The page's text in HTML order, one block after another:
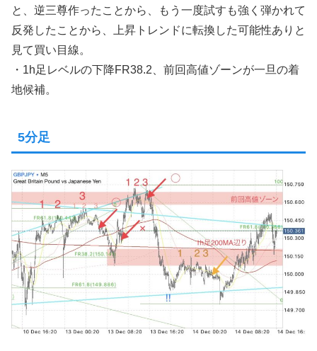
と、逆三尊作ったことから、もう一度試すも強く弾かれて
反発したことから、上昇トレンドに転換した可能性ありと
見て買い目線。
・1h足レベルの下降FR38.2、前回高値ゾーンが一旦の着
地候補。
5分足